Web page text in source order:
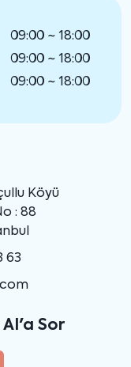
09:00 ~ 18:00
09:00 ~ 18:00
09:00 ~ 18:00
Köyü
: 88
63
AI'a Sor